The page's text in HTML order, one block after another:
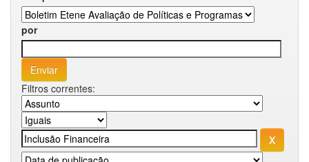
por
Filtros correntes: